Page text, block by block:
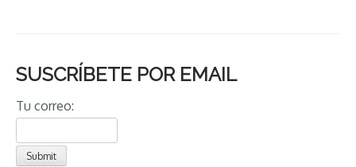
SUSCRÍBETE POR EMAIL
Tu correo: